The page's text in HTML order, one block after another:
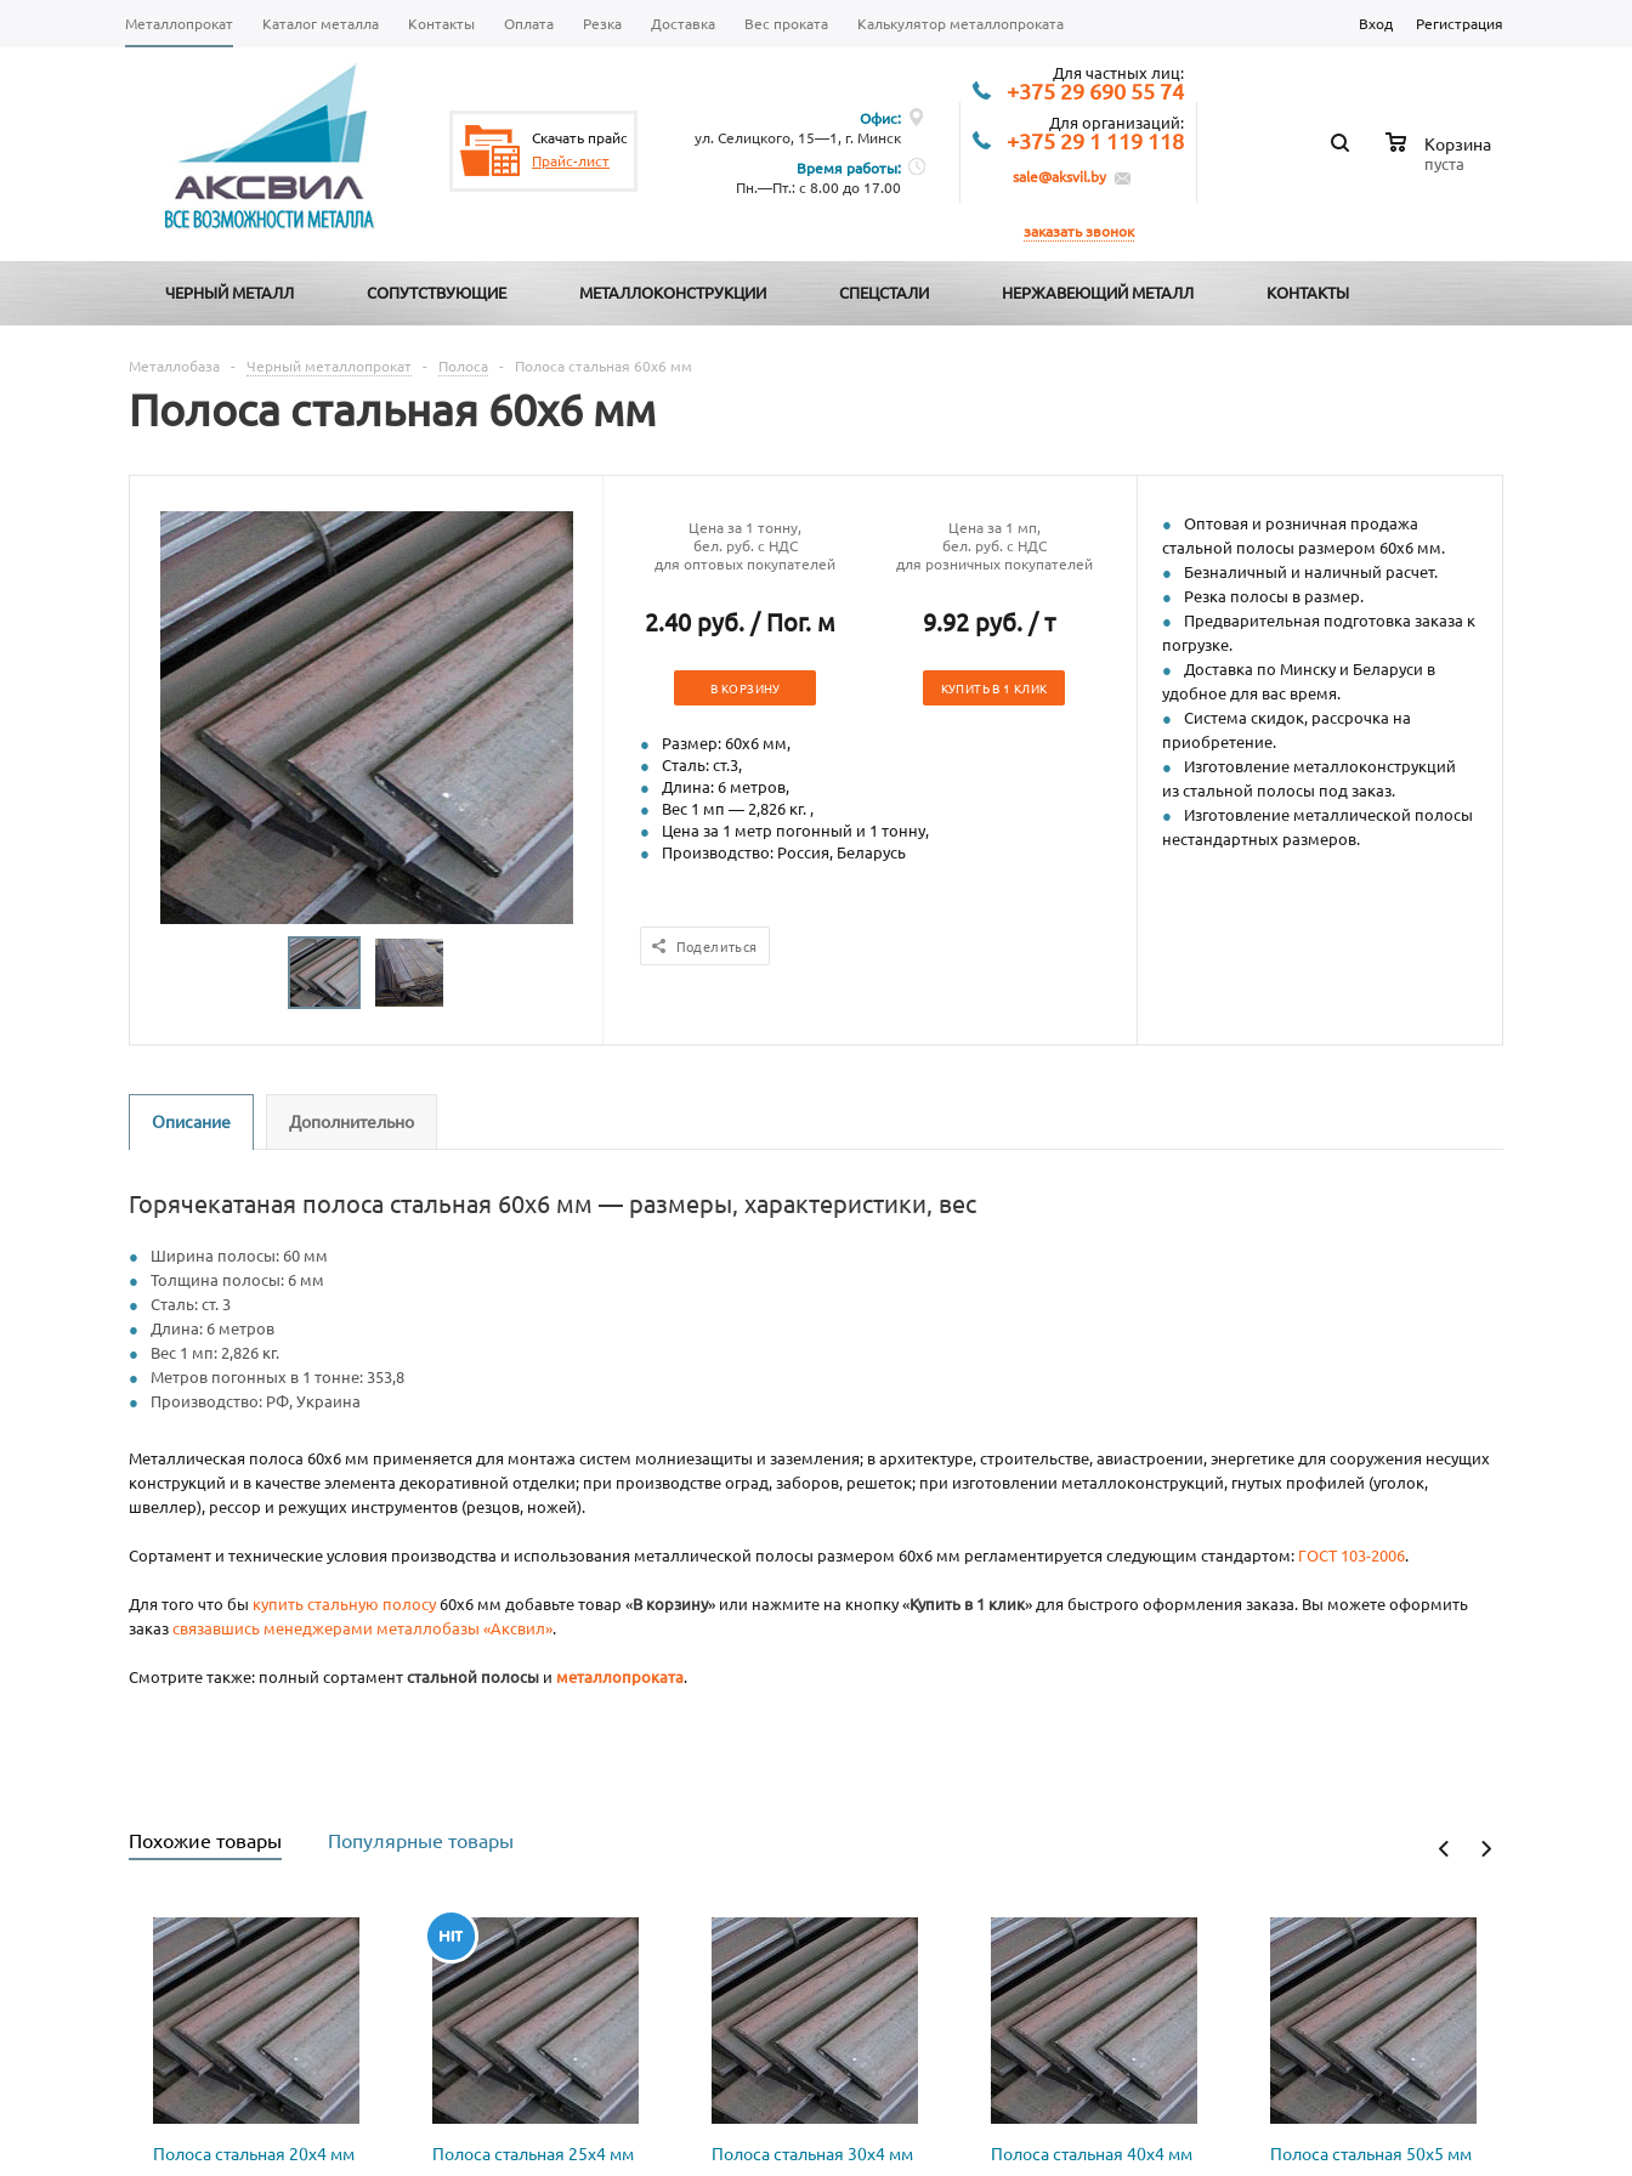
Металлопрокат Каталог металла Контакты Оплата Резка Доставка Вес проката Калькулятор металлопроката Вход Регистрация
Скачать прайс
Прайс-лист
Офис:
ул. Селицкого, 15—1, г. Минск
Время работы:
Пн.—Пт.: с 8.00 до 17.00
Для частных лиц:
+375 29 690 55 74
Для организаций:
+375 29 1 119 118
sale@aksvil.by
заказать звонок
Корзина
пуста
ЧЕРНЫЙ МЕТАЛЛ СОПУТСТВУЮЩИЕ МЕТАЛЛОКОНСТРУКЦИИ СПЕЦСТАЛИ НЕРЖАВЕЮЩИЙ МЕТАЛЛ КОНТАКТЫ
Металлобаза - Черный металлопрокат - Полоса - Полоса стальная 60х6 мм
Полоса стальная 60х6 мм
Цена за 1 тонну,
бел. руб. с НДС
для оптовых покупателей
2.40 руб. / Пог. м
Цена за 1 мп,
бел. руб. с НДС
для розничных покупателей
9.92 руб. / т
В КОРЗИНУ КУПИТЬ В 1 КЛИК
Размер: 60х6 мм,
Сталь: ст.3,
Длина: 6 метров,
Вес 1 мп — 2,826 кг. ,
Цена за 1 метр погонный и 1 тонну,
Производство: Россия, Беларусь
Поделиться
Оптовая и розничная продажа
стальной полосы размером 60х6 мм.
Безналичный и наличный расчет.
Резка полосы в размер.
Предварительная подготовка заказа к
погрузке.
Доставка по Минску и Беларуси в
удобное для вас время.
Система скидок, рассрочка на
приобретение.
Изготовление металлоконструкций
из стальной полосы под заказ.
Изготовление металлической полосы
нестандартных размеров.
Описание Дополнительно
Горячекатаная полоса стальная 60х6 мм — размеры, характеристики, вес
Ширина полосы: 60 мм
Толщина полосы: 6 мм
Сталь: ст. 3
Длина: 6 метров
Вес 1 мп: 2,826 кг.
Метров погонных в 1 тонне: 353,8
Производство: РФ, Украина
Металлическая полоса 60х6 мм применяется для монтажа систем молниезащиты и заземления; в архитектуре, строительстве, авиастроении, энергетике для сооружения несущих
конструкций и в качестве элемента декоративной отделки; при производстве оград, заборов, решеток; при изготовлении металлоконструкций, гнутых профилей (уголок,
швеллер), рессор и режущих инструментов (резцов, ножей).
Сортамент и технические условия производства и использования металлической полосы размером 60х6 мм регламентируется следующим стандартом: ГОСТ 103-2006.
Для того что бы купить стальную полосу60х6 мм добавьте товар «В корзину» или нажмите на кнопку «Купить в 1 клик» для быстрого оформления заказа. Вы можете оформить
заказсвязавшись менеджерами металлобазы «Аксвил».
Смотрите также: полный сортаментстальной полосы и металлопроката.
Похожие товары Популярные товары
Полоса стальная 20х4 мм Полоса стальная 25х4 мм Полоса стальная 30х4 мм Полоса стальная 40х4 мм Полоса стальная 50х5 мм